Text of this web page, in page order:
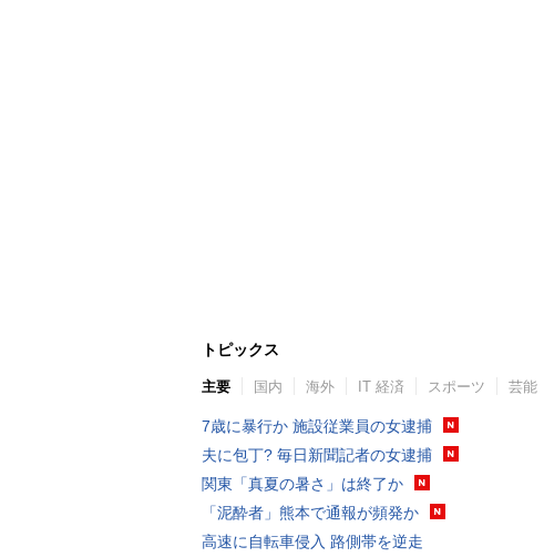
トピックス
主要 国内 海外 IT 経済 スポーツ 芸能
7歳に暴行か 施設従業員の女逮捕
夫に包丁? 毎日新聞記者の女逮捕
関東「真夏の暑さ」は終了か
「泥酔者」熊本で通報が頻発か
高速に自転車侵入 路側帯を逆走